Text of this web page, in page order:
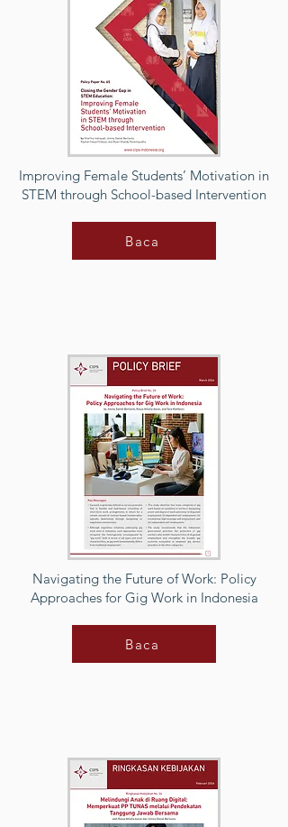
Improving Female Students’ Motivation in
STEM through School-based Intervention
Baca
Navigating the Future of Work: Policy
Approaches for Gig Work in Indonesia
Baca